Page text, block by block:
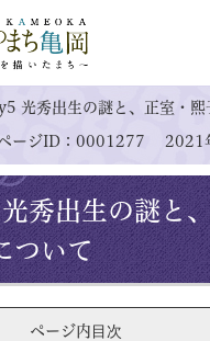
光秀出生の謎と、正室・熙
ージID：0001277 2021
秀出生の謎と
ついて
ページ内目次